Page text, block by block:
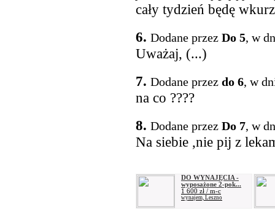
cały tydzień będę
6. Dodane przez Do 5, w
Uważaj, (...)
7. Dodane przez do 6, w
na co ????
8. Dodane przez Do 7, w
Na siebie ,nie pij z
DO WYNAJĘCIA -
wyposażone 2-pok...
1 600 zł / m-c
wynajem, Leszno